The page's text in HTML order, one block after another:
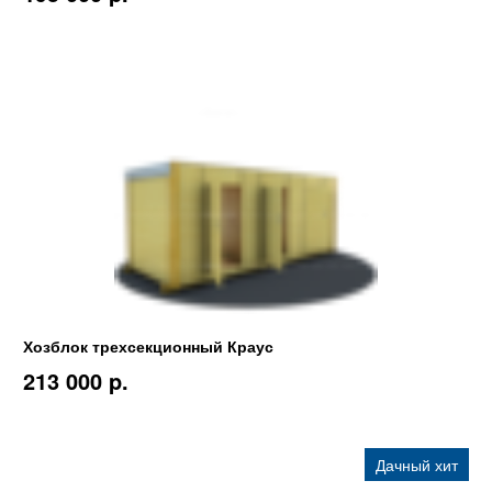
Хозблок трехсекционный Краус
213 000 p.
Дачный хит